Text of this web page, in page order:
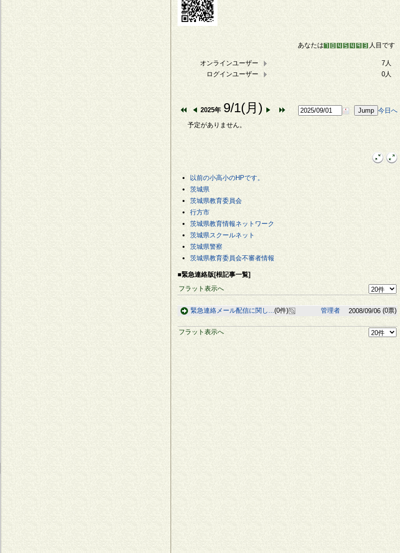
あなたは 人目です
オンラインユーザー
7人
ログインユーザー
0人
2025年 9/1(月)
今日へ
予定がありません。
以前の小高小のHPです。
茨城県
茨城県教育委員会
行方市
茨城県教育情報ネットワーク
茨城県スクールネット
茨城県警察
茨城県教育委員会不審者情報
■緊急連絡版[根記事一覧]
フラット表示へ
緊急連絡メール配信に関し...(0件) 管理者 2008/09/06 (0票)
フラット表示へ